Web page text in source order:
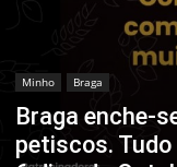
Minho Braga
Braga enche-
petiscos.